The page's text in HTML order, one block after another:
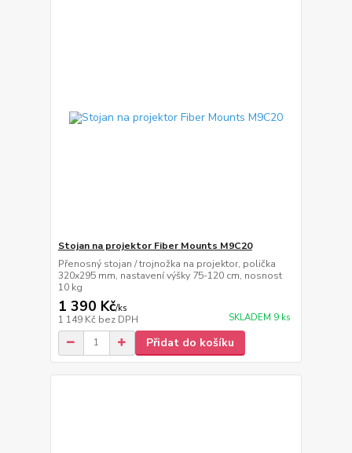
Stojan na projektor Fiber Mounts M9C20
Přenosný stojan / trojnožka na projektor, polička
320x295 mm, nastavení výšky 75-120 cm, nosnost
10 kg
1 390 Kč/ks
1 149 Kč bez DPH SKLADEM 9 ks
Přidat do košíku